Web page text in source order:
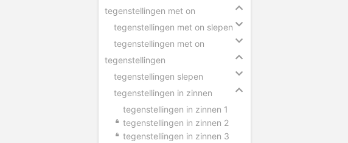
tegenstellingen met on
tegenstellingen met on slepen
tegenstellingen met on
tegenstellingen
tegenstellingen slepen
tegenstellingen in zinnen
tegenstellingen in zinnen 1
tegenstellingen in zinnen 2
tegenstellingen in zinnen 3